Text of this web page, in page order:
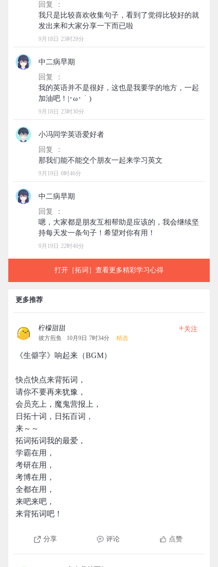
回复 ：
我只是比较喜欢收集句子，看到了觉得比较好的就
9月18日 23时28分
中二病早期
回复 ：
我的英语并不是很好，这也是我要学的地方，一起
9月18日 23时30分
小冯同学英语爱好者
回复 ：
9月19日 0时46分
中二病早期
回复 ：
嗯，大家都是朋友互相帮助是应该的，我会继续坚
9月19日 22时40分
打开［拓词］查看更多精彩学习心得
更多推荐
柠檬甜甜
彼方煎鱼 10月9日 7时34分 精选
+关注
《生僻字》响起来（BGM）
快点快点来背拓词，
请你不要再来犹豫，
会员充上，魔鬼营报上，
日拓十词，日拓百词，
来～～
拓词拓词我的最爱，
学霸在用，
考研在用，
考博在用，
全都在用，
来吧来吧，
来背拓词吧！
分享 评论 点赞